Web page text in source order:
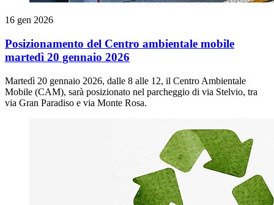
16 gen 2026
Posizionamento del Centro ambientale mobile
martedì 20 gennaio 2026
Martedì 20 gennaio 2026, dalle 8 alle 12, il Centro Ambientale
Mobile (CAM), sarà posizionato nel parcheggio di via Stelvio, tra
via Gran Paradiso e via Monte Rosa.